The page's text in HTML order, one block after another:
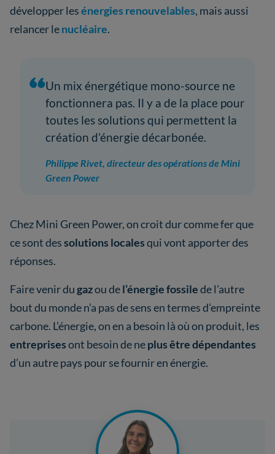
développer lesénergies renouvelables, mais aussi
relancer lenucléaire.
Un mix énergétique mono-source ne
fonctionnera pas. Il y a de la place pour
toutes les solutions qui permettent la
création d’énergie décarbonée.
Philippe Rivet, directeur des opérations de Mini
Green Power
Chez Mini Green Power, on croit dur comme fer que
ce sont dessolutions localesqui vont apporter des
réponses.
Faire venir dugazou del’énergie fossilede l’autre
bout du monde n’a pas de sens en termes d’empreinte
carbone. L’énergie, on en a besoin là où on produit, les
entreprisesont besoin de neplus être dépendantes
d’un autre pays pour se fournir en énergie.